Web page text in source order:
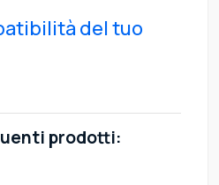
del tuo
prodotti: